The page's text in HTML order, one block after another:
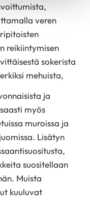
veren
reikiintymisen
sokerista
mehuista,
ja
myös
muroissa ja
Lisätyn
suositellaan
Muista
kuuluvat